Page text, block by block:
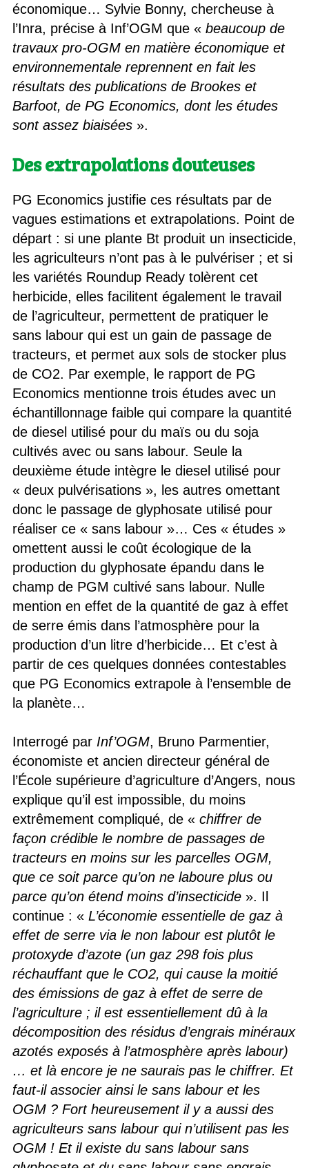
économique… Sylvie Bonny, chercheuse à
l’Inra, précise à Inf’OGM que « beaucoup de
travaux pro-OGM en matière économique et
environnementale reprennent en fait les
résultats des publications de Brookes et
Barfoot, de PG Economics, dont les études
sont assez biaisées».
Des extrapolations douteuses
PG Economics justifie ces résultats par de
vagues estimations et extrapolations. Point de
départ : si une plante Bt produit un insecticide,
les agriculteurs n’ont pas à le pulvériser ; et si
les variétés Roundup Ready tolèrent cet
herbicide, elles facilitent également le travail
de l’agriculteur, permettent de pratiquer le
sans labour qui est un gain de passage de
tracteurs, et permet aux sols de stocker plus
de CO2. Par exemple, le rapport de PG
Economics mentionne trois études avec un
échantillonnage faible qui compare la quantité
de diesel utilisé pour du maïs ou du soja
cultivés avec ou sans labour. Seule la
deuxième étude intègre le diesel utilisé pour
« deux pulvérisations », les autres omettant
donc le passage de glyphosate utilisé pour
réaliser ce « sans labour »… Ces « études »
omettent aussi le coût écologique de la
production du glyphosate épandu dans le
champ de PGM cultivé sans labour. Nulle
mention en effet de la quantité de gaz à effet
de serre émis dans l’atmosphère pour la
production d’un litre d’herbicide… Et c’est à
partir de ces quelques données contestables
que PG Economics extrapole à l’ensemble de
la planète…
Interrogé par Inf’OGM, Bruno Parmentier,
économiste et ancien directeur général de
l’École supérieure d’agriculture d’Angers, nous
explique qu’il est impossible, du moins
extrêmement compliqué, de « chiffrer de
façon crédible le nombre de passages de
tracteurs en moins sur les parcelles OGM,
que ce soit parce qu’on ne laboure plus ou
parce qu’on étend moins d’insecticide». Il
continue : « L’économie essentielle de gaz à
effet de serre via le non labour est plutôt le
protoxyde d’azote (un gaz 298 fois plus
réchauffant que le CO2, qui cause la moitié
des émissions de gaz à effet de serre de
l’agriculture ; il est essentiellement dû à la
décomposition des résidus d’engrais minéraux
azotés exposés à l’atmosphère après labour)
… et là encore je ne saurais pas le chiffrer. Et
faut-il associer ainsi le sans labour et les
OGM ? Fort heureusement il y a aussi des
agriculteurs sans labour qui n’utilisent pas les
OGM ! Et il existe du sans labour sans